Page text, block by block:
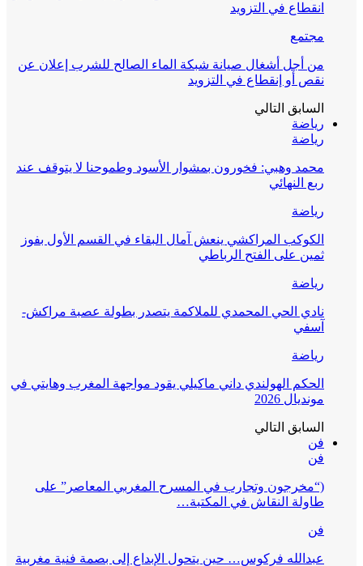
انقطاع في التزويد
مجتمع
من أجل أشغال صيانة شبكة الماء الصالح للشرب إعلان عن
نقص أو إنقطاع في التزويد
السابق التالي
رياضة
رياضة
محمد وهبي: فخورون بمشوار الأسود وطموحنا لا يتوقف عند
ربع النهائي
رياضة
الكوكب المراكشي ينعش آمال البقاء في القسم الأول بفوز
ثمين على الفتح الرباطي
رياضة
نادي الحي المحمدي للملاكمة يتصدر بطولة عصبة مراكش-
آسفي
رياضة
الحكم الهولندي داني ماكيلي يقود مواجهة المغرب وهايتي في
مونديال 2026
السابق التالي
فن
فن
(“مخرجون وتجارب في المسرح المغربي المعاصر” على
طاولة النقاش في المكتبة…
فن
عبدالله فركوس… حين يتحول الإبداع إلى بصمة فنية مغربية